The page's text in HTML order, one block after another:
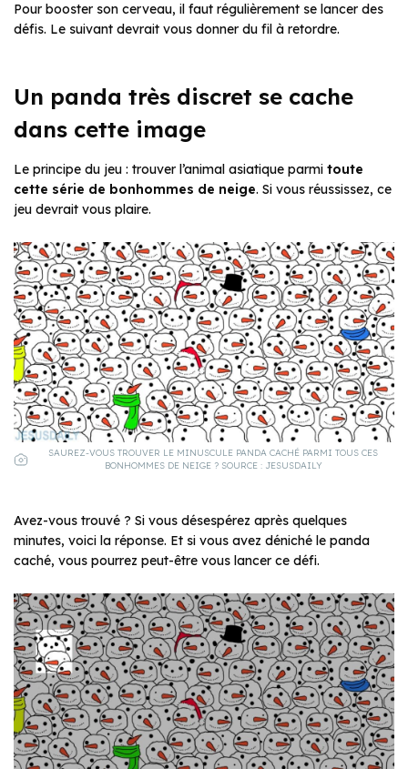
Pour booster son cerveau, il faut régulièrement se lancer des
défis. Le suivant devrait vous donner du fil à retordre.
Un panda très discret se cache
dans cette image
Le principe du jeu : trouver l’animal asiatique parmi toute
cette série de bonhommes de neige. Si vous réussissez, ce
jeu devrait vous plaire.
SAUREZ-VOUS TROUVER LE MINUSCULE PANDA CACHÉ PARMI TOUS CES
BONHOMMES DE NEIGE ? SOURCE : JESUSDAILY
Avez-vous trouvé ? Si vous désespérez après quelques
minutes, voici la réponse. Et si vous avez déniché le panda
caché, vous pourrez peut-être vous lancer ce défi.